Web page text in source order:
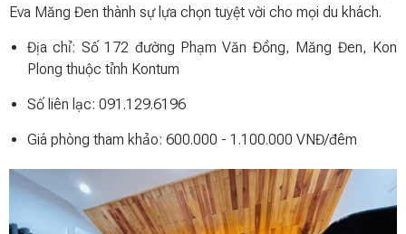
Eva Măng Đen thành sự lựa chọn tuyệt vời cho mọi du khách.
Địa chỉ: Số 172 đường Phạm Văn Đồng, Măng Đen, Kon
Plong thuộc tỉnh Kontum
Số liên lạc: 091.129.6196
Giá phòng tham khảo: 600.000 - 1.100.000 VNĐ/đêm